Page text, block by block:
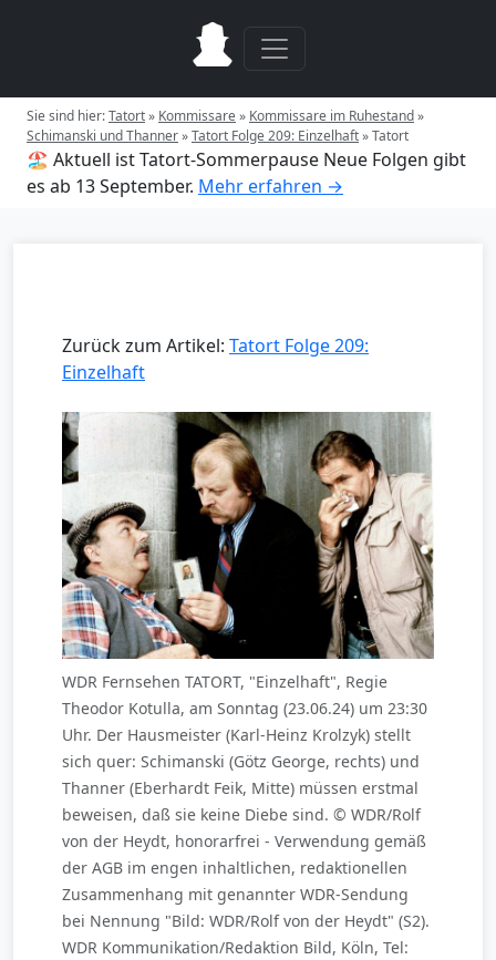
Sie sind hier:Tatort» Kommissare» Kommissare im Ruhestand»
Schimanski und Thanner»Tatort Folge 209: Einzelhaft»Tatort
🏖️ Aktuell ist Tatort-Sommerpause Neue Folgen gibt
es ab 13 September. Mehr erfahren →
Zurück zum Artikel: Tatort Folge 209:
Einzelhaft
WDR Fernsehen TATORT, "Einzelhaft", Regie
Theodor Kotulla, am Sonntag (23.06.24) um 23:30
Uhr. Der Hausmeister (Karl-Heinz Krolzyk) stellt
sich quer: Schimanski (Götz George, rechts) und
Thanner (Eberhardt Feik, Mitte) müssen erstmal
beweisen, daß sie keine Diebe sind. © WDR/Rolf
von der Heydt, honorarfrei - Verwendung gemäß
der AGB im engen inhaltlichen, redaktionellen
Zusammenhang mit genannter WDR-Sendung
bei Nennung "Bild: WDR/Rolf von der Heydt" (S2).
WDR Kommunikation/Redaktion Bild, Köln, Tel: